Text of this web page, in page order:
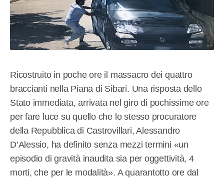
Ricostruito in poche ore il massacro dei quattro
braccianti nella Piana di Sibari. Una risposta dello
Stato immediata, arrivata nel giro di pochissime ore
per fare luce su quello che lo stesso procuratore
della Repubblica di Castrovillari, Alessandro
D’Alessio, ha definito senza mezzi termini «un
episodio di gravità inaudita sia per oggettività, 4
morti, che per le modalità». A quarantotto ore dal